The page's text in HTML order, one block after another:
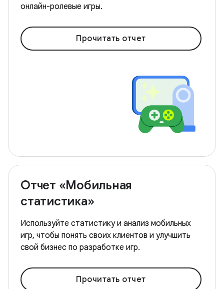
онлайн-ролевые игры.
Прочитать отчет
Отчет «Мобильная
статистика»
Используйте статистику и анализ мобильных
игр, чтобы понять своих клиентов и улучшить
свой бизнес по разработке игр.
Прочитать отчет